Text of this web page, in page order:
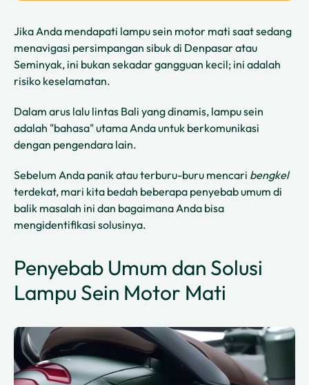
Jika Anda mendapati lampu sein motor mati saat sedang
menavigasi persimpangan sibuk di Denpasar atau
Seminyak, ini bukan sekadar gangguan kecil; ini adalah
risiko keselamatan.
Dalam arus lalu lintas Bali yang dinamis, lampu sein
adalah "bahasa" utama Anda untuk berkomunikasi
dengan pengendara lain.
Sebelum Anda panik atau terburu-buru mencari bengkel
terdekat, mari kita bedah beberapa penyebab umum di
balik masalah ini dan bagaimana Anda bisa
mengidentifikasi solusinya.
Penyebab Umum dan Solusi
Lampu Sein Motor Mati